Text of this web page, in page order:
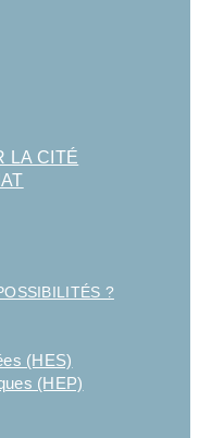
LA CITÉ
?
(HES)
(HEP)